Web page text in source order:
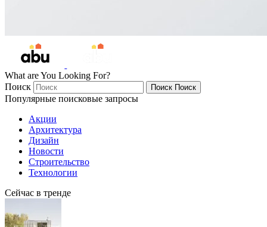
What are You Looking For?
Поиск
Поиск Поиск
Популярные поисковые запросы
Акции
Архитектура
Дизайн
Новости
Строительство
Технологии
Сейчас в тренде